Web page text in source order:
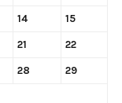
14 15
21 22
28 29